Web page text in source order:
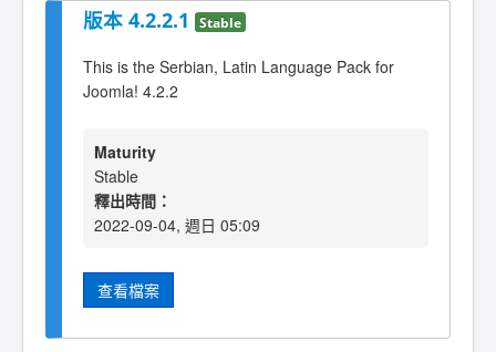
版本 4.2.2.1 Stable
This is the Serbian, Latin Language Pack for
Joomla! 4.2.2
Maturity
Stable
釋出時間：
2022-09-04, 週日 05:09
查看檔案